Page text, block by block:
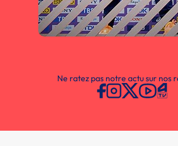
Ne ratez pas notre actu sur nos